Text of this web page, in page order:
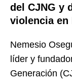
del CJNG y
violencia en
Nemesio
líder y
Generación